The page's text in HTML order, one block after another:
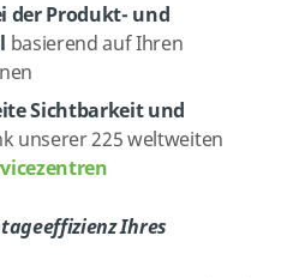
der Produkt- und
basierend auf Ihren
Sichtbarkeit und
unserer 225 weltweiten
Ihres